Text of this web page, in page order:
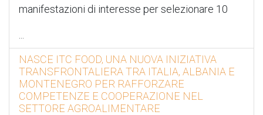
manifestazioni di interesse per selezionare 10
NASCE ITC FOOD, UNA NUOVA INIZIATIVA
TRANSFRONTALIERA TRA ITALIA, ALBANIA E
MONTENEGRO PER RAFFORZARE
COMPETENZE E COOPERAZIONE NEL
SETTORE AGROALIMENTARE